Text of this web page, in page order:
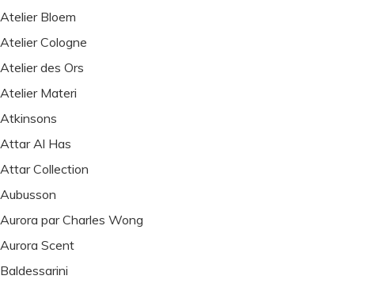
Atelier Bloem
Atelier Cologne
Atelier des Ors
Atelier Materi
Atkinsons
Attar Al Has
Attar Collection
Aubusson
Aurora par Charles Wong
Aurora Scent
Baldessarini